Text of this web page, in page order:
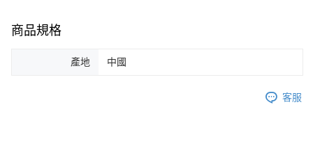
商品規格
產地 中國
客服